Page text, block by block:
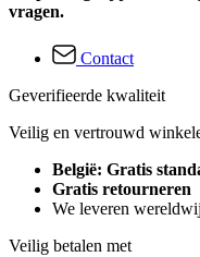
vragen.
Contact
Geverifieerde kwaliteit
Veilig en vertrouwd
België: Gratis
Gratis retourneren
We leveren
Veilig betalen met